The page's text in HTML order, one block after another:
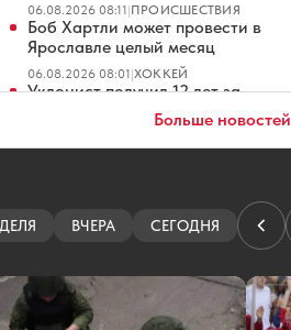
06.08.2026 08:11|ПРОИСШЕСТВИЯ
Боб Хартли может провести в
Ярославле целый месяц
06.08.2026 08:01|ХОККЕЙ
Уклонист получил 12 лет за
стрельбу по троллейбусу в
ПРОИСШЕСТВИЯ
стадиона «Спартаковец» в
Ярославле
06.08.2026 06:01 БЛАГОУСТРОЙСТВО
Больше новостей
ВЧЕРА СЕГОДНЯ